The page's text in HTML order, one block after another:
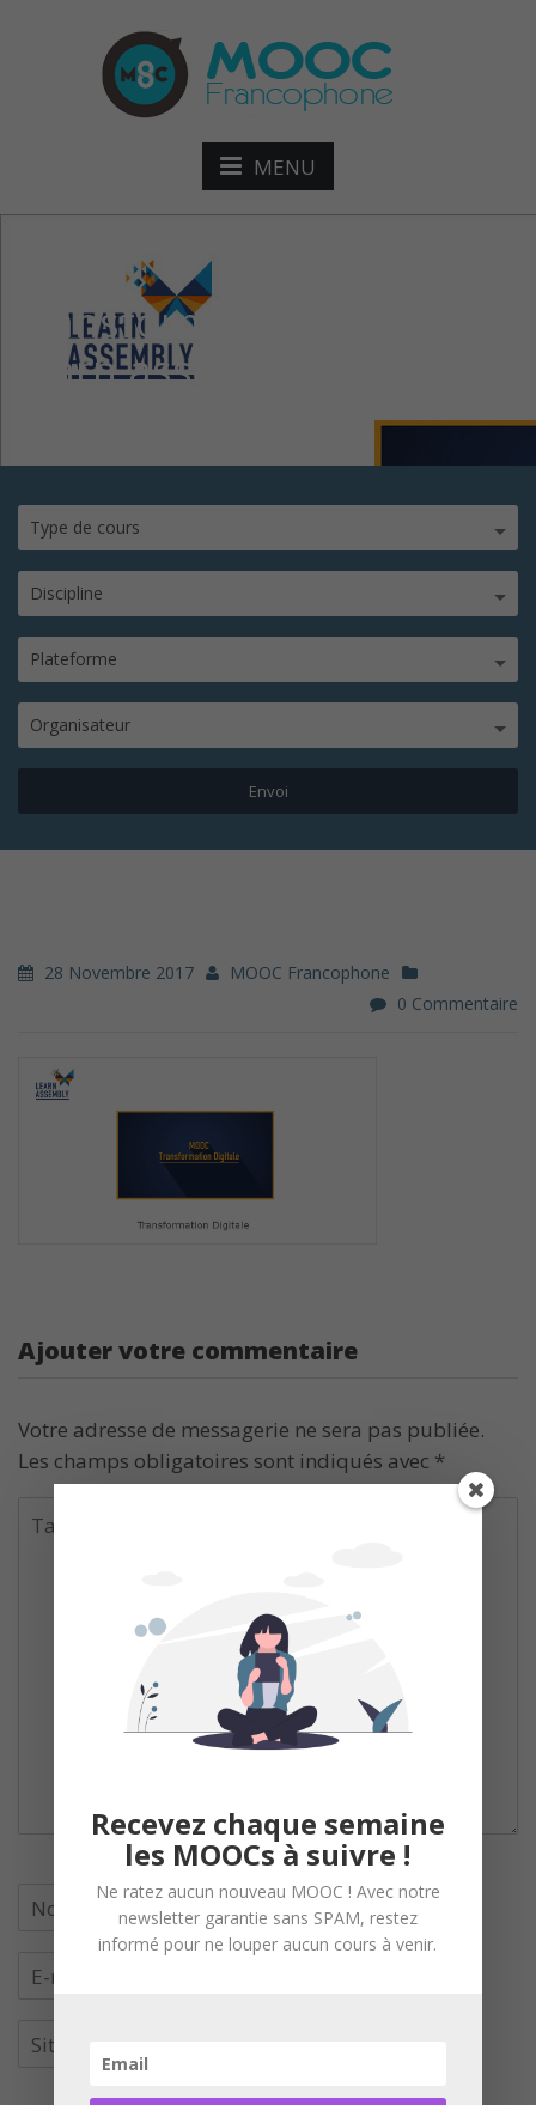
MENU
transformation digitale
learn assembly
Type de cours
Discipline
Plateforme
Organisateur
28 Novembre 2017
MOOC Francophone
0 Commentaire
Ajouter votre commentaire
Votre adresse de messagerie ne sera pas publiée.
Les champs obligatoires sont indiqués avec *
Recevez chaque semaine
les MOOCs à suivre !
Ne ratez aucun nouveau MOOC ! Avec notre
newsletter garantie sans SPAM, restez
informé pour ne louper aucun cours à venir.